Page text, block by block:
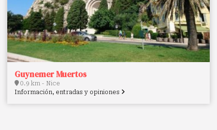
Guynemer Muertos
0.9 km - Nice
Información, entradas y opiniones